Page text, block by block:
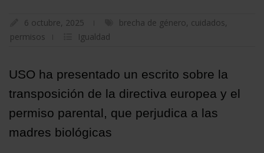
6 octubre, 2025 brecha de género, cuidados,
permisos
Igualdad
USO ha presentado un escrito sobre la
transposición de la directiva europea y el
permiso parental, que perjudica a las
madres biológicas